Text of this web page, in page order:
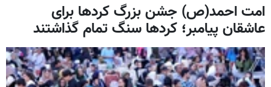
امت احمد(ص) جشن بزرگ کردها برای
عاشقان پیامبر؛ کردها سنگ تمام گذاشتند